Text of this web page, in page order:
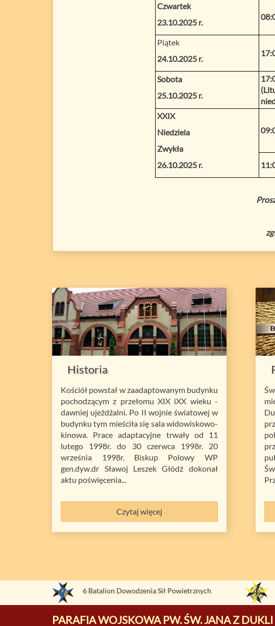
Czwartek
23.10.2025 r.
Piątek
24.10.2025 r.
Sobota
25.10.2025 r.
XXIX
Niedziela
Zwykła
26.10.2025 r.
Historia
Kościół powstał w zaadaptowanym budynku
pochodzącym z przełomu XIX iXX wieku -
dawniej ujeżdżalni. Po II wojnie światowej w
budynku tym mieściła się sala widowiskowo-
kinowa. Prace adaptacyjne trwały od 11
lutego 1998r. do 30 czerwca 1998r. 20
września 1998r. Biskup Polowy WP
gen.dyw.dr Sławoj Leszek Głódź dokonał
aktu poświęcenia...
Czytaj więcej
6 Batalion Dowodzenia Sił Powietrznych
PARAFIA WOJSKOWA PW. ŚW. JANA Z